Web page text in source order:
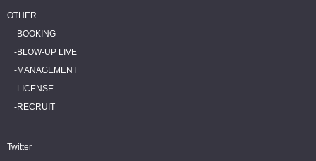
OTHER
BOOKING
BLOW-UP LIVE
MANAGEMENT
LICENSE
RECRUIT
Twitter